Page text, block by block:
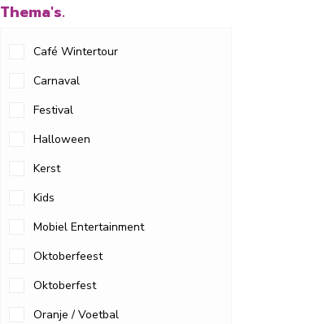
Thema's.
Café Wintertour
Carnaval
Festival
Halloween
Kerst
Kids
Mobiel Entertainment
Oktoberfeest
Oktoberfest
Oranje / Voetbal